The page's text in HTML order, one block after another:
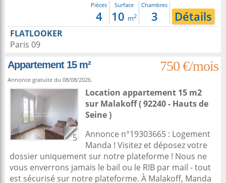
Pièces
4
Surface
10 m2
Chambres
3 Détails
FLATLOOKER
Paris 09
Appartement 15 m²
750 €/mois
Annonce gratuite du 08/08/2026.
5
Location appartement 15 m2
sur Malakoff( 92240 - Hauts de
Seine )
Annonce n°19303665 : Logement
Manda ! Visitez et déposez votre
dossier uniquement sur notre plateforme ! Nous ne
vous enverrons jamais le bail ou le RIB par mail - tout
est sécurisé sur notre plateforme. À Malakoff, Manda